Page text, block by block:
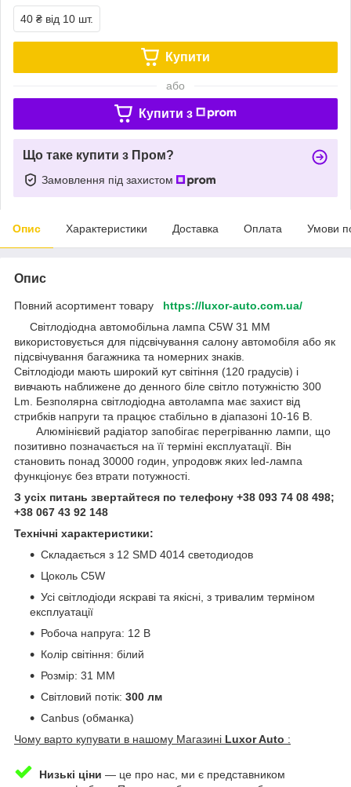
40 ₴ від 10 шт.
Купити
або
Купити з
Що таке купити з Пром?
Замовлення під захистом
Опис Характеристики Доставка Оплата Умови
Опис
Повний асортимент товару https://luxor-auto.com.ua/
Світлодіодна автомобільна лампа C5W 31 MM
використовується для підсвічування салону автомобіля або як
підсвічування багажника та номерних знаків.
Світлодіоди мають широкий кут світіння (120 градусів) і
вивчають наближене до денного біле світло потужністю 300
Lm. Безполярна світлодіодна автолампа має захист від
стрибків напруги та працює стабільно в діапазоні 10-16 В.
Алюмінієвий радіатор запобігає перегріванню лампи, що
позитивно позначається на її терміні експлуатації. Він
становить понад 30000 годин, упродовж яких led-лампа
функціонує без втрати потужності.
З усіх питань звертайтеся по телефону +38 093 74 08 498;
+38 067 43 92 148
Технічні характеристики:
Складається з 12 SMD 4014 светодиодов
Цоколь C5W
Усі світлодіоди яскраві та якісні, з тривалим терміном
експлуатації
Робоча напруга: 12 В
Колір світіння: білий
Розмір: 31 MM
Світловий потік: 300 лм
Canbus (обманка)
Чому варто купувати в нашому Магазині Luxor Auto :
Низькі ціни — це про нас, ми є представником